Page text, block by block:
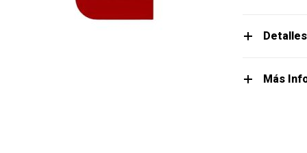
Detalles
Más